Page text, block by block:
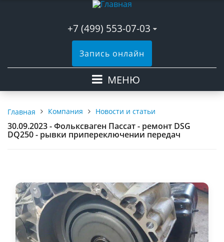
+7 (499) 553-07-03
Запись онлайн
МЕНЮ
Главная Компания Новости и статьи
30.09.2023 - Фольксваген Пассат - ремонт DSG
DQ250 - рывки припереключении передач